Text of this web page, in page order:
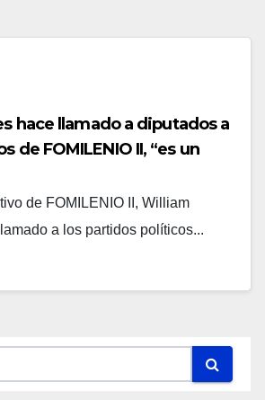
hace llamado a diputados a
de FOMILENIO II, “es un
de FOMILENIO II, William
a los partidos políticos...